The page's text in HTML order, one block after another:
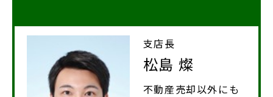
支店長
松島 燦
不動産売却以外にも